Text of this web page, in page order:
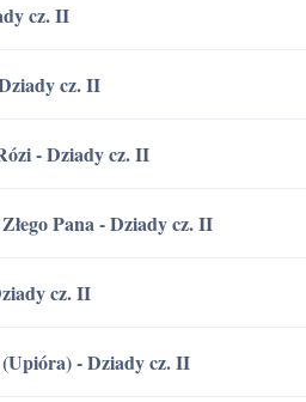
cz. II
cz. II
- Dziady cz. II
Pana - Dziady cz. II
cz. II
- Dziady cz. II